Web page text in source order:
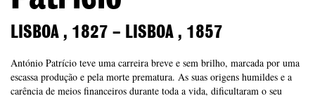
LISBOA , 1827 – LISBOA , 1857
António Patrício teve uma carreira breve e sem brilho, marcada por uma
escassa produção e pela morte prematura. As suas origens humildes e a
carência de meios financeiros durante toda a vida, dificultaram o seu